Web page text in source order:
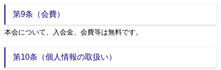
第9条（会費）
本会について、入会金、会費等は無料です。
第10条（個人情報の取扱い）